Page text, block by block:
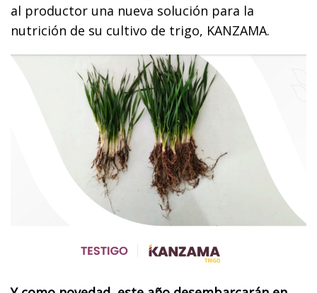
al productor una nueva solución para la
nutrición de su cultivo de trigo, KANZAMA.